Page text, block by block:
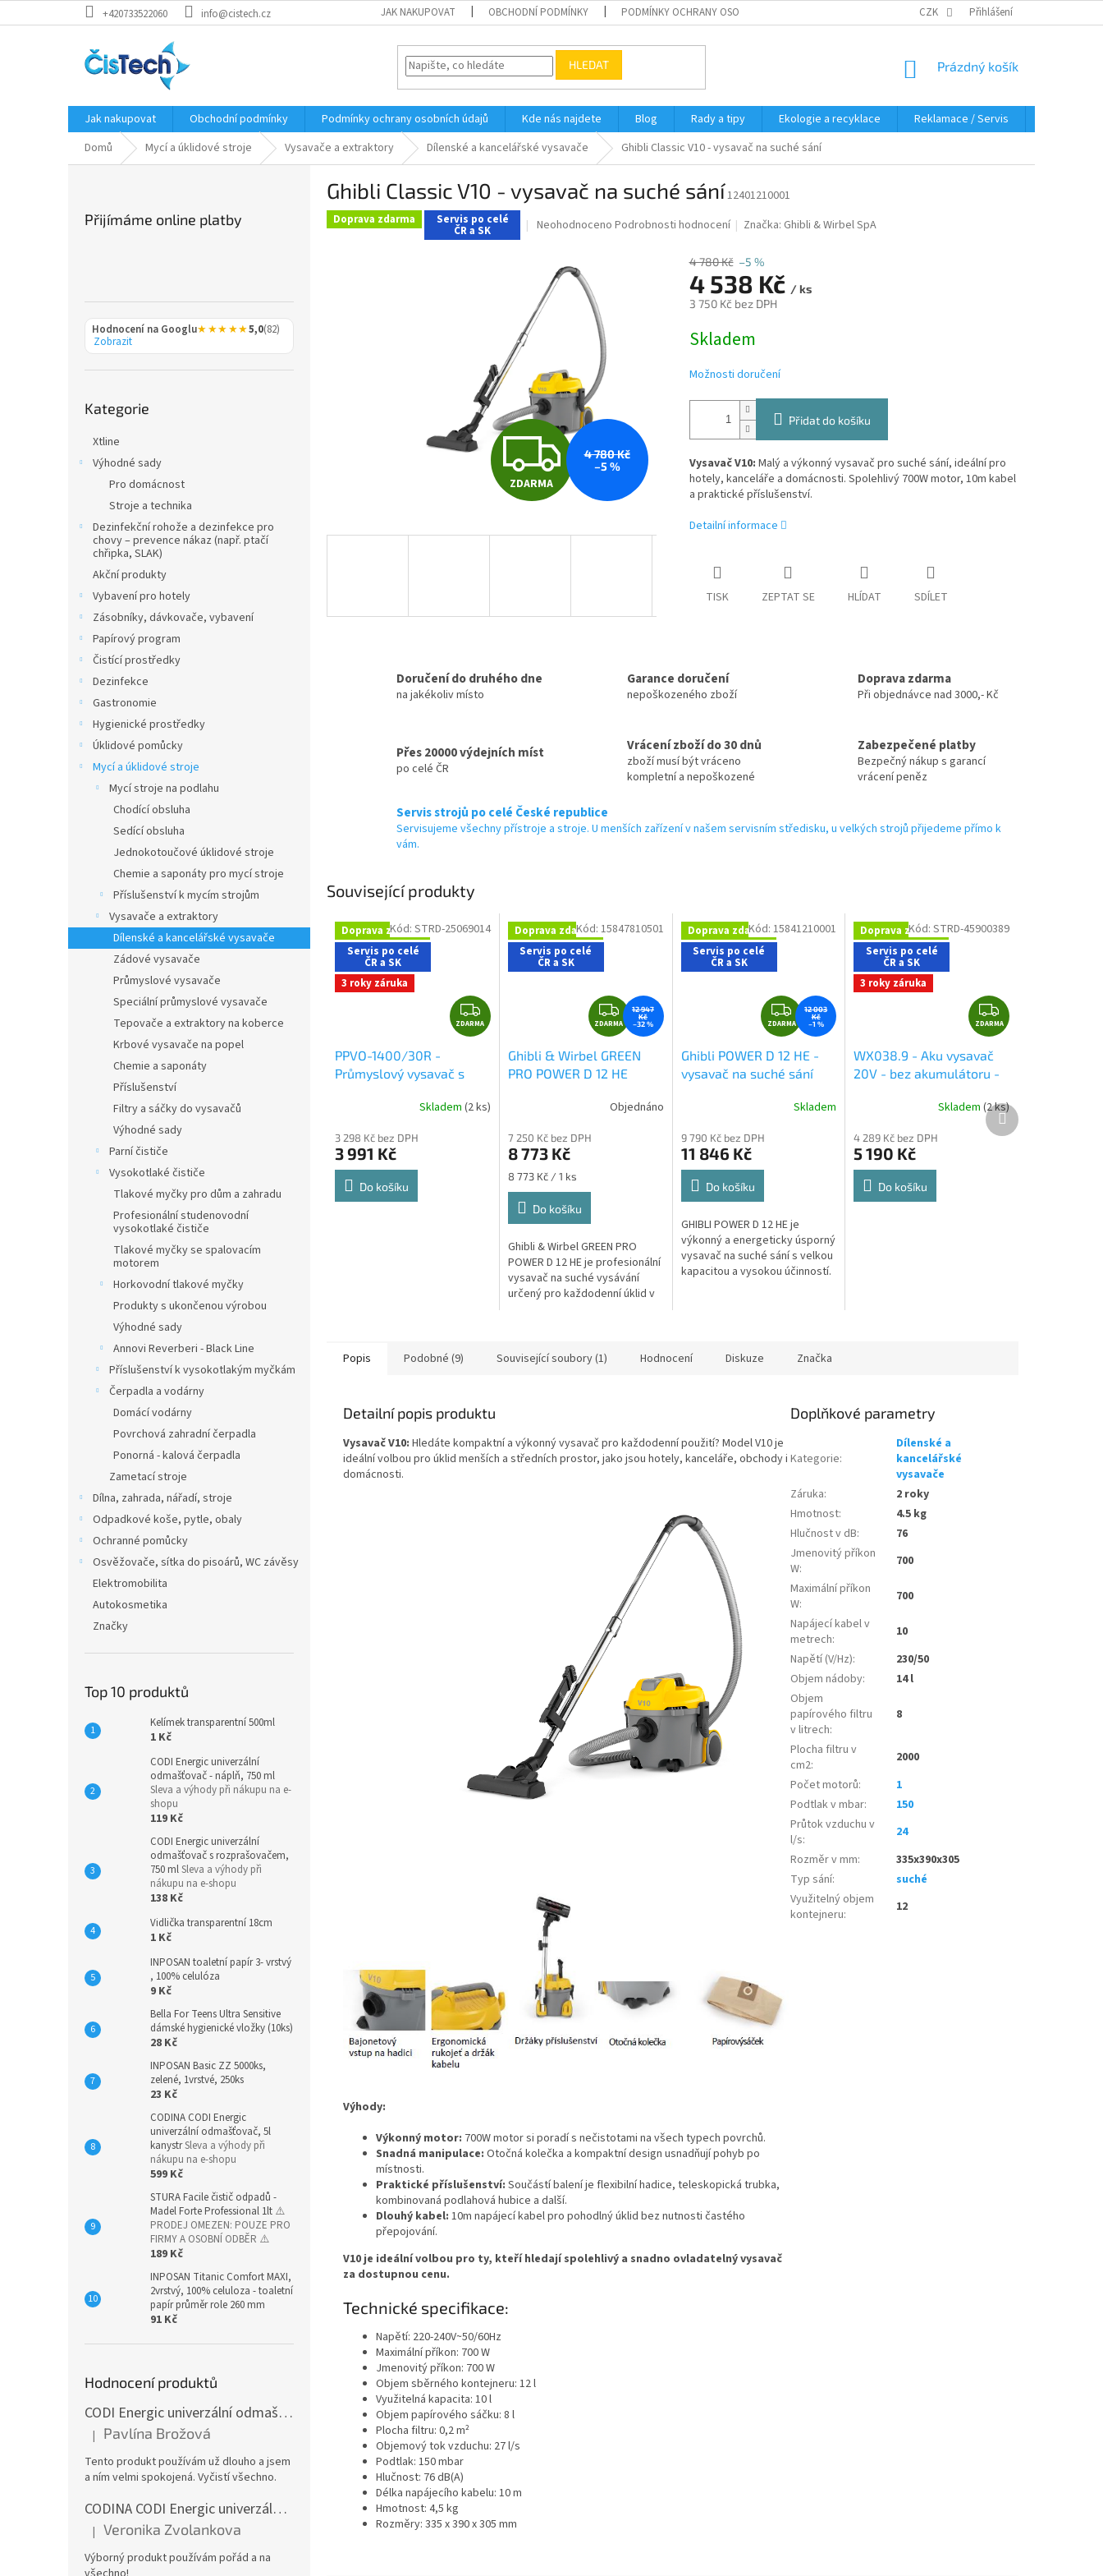
na
+420733522060 info@cistech.cz JAK NAKUPOVAT OBCHODNÍ PODMÍNKY PODMÍNKY OCHRANY OSOBNÍCH ÚDAJŮ CZK Přihlášení
HLEDAT
NÁKUPNÍ
Prázdný košík
Jak nakupovat Obchodní podmínky Podmínky ochrany osobních údajů Kde nás najdete Blog Rady a tipy Ekologie a recyklace Reklamace / Servis
Domů
Mycí a úklidové stroje Vysavače a extraktory Dílenské a kancelářské vysavače Ghibli Classic V10 - vysavač na suché sání
Přijímáme online platby
Hodnocení na Googlu★★★★★5,0(82)
Zobrazit
kategorie
Kategorie
Xtline
Výhodné sady
Pro domácnost
Stroje a technika
Dezinfekční rohože a dezinfekce pro
chovy – prevence nákaz (např. ptačí
chřipka, SLAK)
Akční produkty
Vybavení pro hotely
Zásobníky, dávkovače, vybavení
Papírový program
Čistící prostředky
Dezinfekce
Gastronomie
Hygienické prostředky
Úklidové pomůcky
Mycí a úklidové stroje
Mycí stroje na podlahu
Chodící obsluha
Sedící obsluha
Jednokotoučové úklidové stroje
Chemie a saponáty pro mycí stroje
Příslušenství k mycím strojům
Vysavače a extraktory
Dílenské a kancelářské vysavače
Zádové vysavače
Průmyslové vysavače
Speciální průmyslové vysavače
Tepovače a extraktory na koberce
Krbové vysavače na popel
Chemie a saponáty
Příslušenství
Filtry a sáčky do vysavačů
Výhodné sady
Parní čističe
Vysokotlaké čističe
Tlakové myčky pro dům a zahradu
Profesionální studenovodní
vysokotlaké čističe
Tlakové myčky se spalovacím
motorem
Horkovodní tlakové myčky
Produkty s ukončenou výrobou
Výhodné sady
Annovi Reverberi - Black Line
Příslušenství k vysokotlakým myčkám
Čerpadla a vodárny
Domácí vodárny
Povrchová zahradní čerpadla
Ponorná - kalová čerpadla
Zametací stroje
Dílna, zahrada, nářadí, stroje
Odpadkové koše, pytle, obaly
Ochranné pomůcky
Osvěžovače, sítka do pisoárů, WC závěsy
Elektromobilita
Autokosmetika
Značky
Top 10 produktů
Kelímek transparentní 500ml
1 Kč
CODI Energic univerzální
odmašťovač - náplň, 750 ml
Sleva a výhody při nákupu na e-
shopu
119 Kč
CODI Energic univerzální
odmašťovač s rozprašovačem,
750 mlSleva a výhody při
nákupu na e-shopu
138 Kč
Vidlička transparentní 18cm
1 Kč
INPOSAN toaletní papír 3- vrstvý
, 100% celulóza
9 Kč
Bella For Teens Ultra Sensitive
dámské hygienické vložky (10ks)
28 Kč
INPOSAN Basic ZZ 5000ks,
zelené, 1vrstvé, 250ks
23 Kč
CODINA CODI Energic
univerzální odmašťovač, 5l
kanystrSleva a výhody při
nákupu na e-shopu
599 Kč
STURA Facile čistič odpadů -
Madel Forte Professional 1lt ⚠️
PRODEJ OMEZEN: POUZE PRO
FIRMY A OSOBNÍ ODBĚR ⚠️
189 Kč
INPOSAN Titanic Comfort MAXI,
2vrstvý, 100% celuloza - toaletní
papír průměr role 260 mm
91 Kč
Hodnocení produktů
CODI Energic univerzální odmašťovač s rozprašovačem, 750 ml Sleva a výhody při nákupu na e-shopu
Hodnocení produktu je 5 z 5 hvězdiček.
| Pavlína Brožová
Tento produkt používám už dlouho a jsem
a ním velmi spokojená. Vyčistí všechno.
CODINA CODI Energic univerzální odmašťovač, 5l kanystr Sleva a výhody při nákupu na e-shopu
Hodnocení produktu je 5 z 5 hvězdiček.
| Veronika Zvolankova
Výborný produkt používám pořád a na
Ghibli Classic V10 - vysavač na suché sání12401210001
Doprava zdarma Servis po celé
ČR a SK
Průměrné
0,0
z
5
Neohodnoceno Podrobnosti hodnocení Značka: Ghibli & Wirbel SpA
Z
D
R
ZDARMA
4 780 Kč
–5 %
4 780 Kč –5 %
4 538 Kč / ks
3 750 Kč bez DPH
cena:
Skladem
Možnosti doručení
Přidat do košíku
Vysavač V10: Malý a výkonný vysavač pro suché sání, ideální pro
hotely, kanceláře a domácnosti. Spolehlivý 700W motor, 10m kabel
a praktické příslušenství.
Detailní informace
TISK ZEPTAT SE HLÍDAT SDÍLET
Doručení do druhého dne
na jakékoliv místo
Garance doručení
nepoškozeného zboží
Doprava zdarma
Při objednávce nad 3000,- Kč
Přes 20000 výdejních míst
po celé ČR
Vrácení zboží do 30 dnů
zboží musí být vráceno
kompletní a nepoškozené
Zabezpečené platby
Bezpečný nákup s garancí
vrácení peněz
Servis strojů po celé České republice
Servisujeme všechny přístroje a stroje. U menších zařízení v našem servisním středisku, u velkých strojů přijedeme přímo k
vám.
Související produkty
Doprava zdarma
Servis po celé
ČR a SK
3 roky záruka
Z
D
A
ZDARMA
PPVO-1400/30R -
Průmyslový vysavač s
zdarma při nákupu na e-
Skladem (2 ks)
3 298 Kč bez DPH
3 991 Kč
Do košíku
Kód: STRD-25069014
Doprava zdarma
Servis po celé
ČR a SK
Z
D
A
R
A
ZDARMA
12 947
Kč
–32 %
Ghibli & Wirbel GREEN
PRO POWER D 12 HE
vysavač na suché
nečistoty
Objednáno
7 250 Kč bez DPH
8 773 Kč
Měrná
cena:
8 773 Kč / 1 ks
Do košíku
Ghibli & Wirbel GREEN PRO
POWER D 12 HE je profesionální
vysavač na suché vysávání
určený pro každodenní úklid v
Kód: 15847810501
Doprava zdarma
Servis po celé
ČR a SK
Z
D
A
R
A
ZDARMA
12 003
Kč
–1 %
Ghibli POWER D 12 HE -
vysavač na suché sání
Skladem
9 790 Kč bez DPH
11 846 Kč
Do košíku
GHIBLI POWER D 12 HE je
výkonný a energeticky úsporný
vysavač na suché sání s velkou
kapacitou a vysokou účinností.
Kód:15841210001
Doprava zdarma
Servis po celé
ČR a SK
3 roky záruka
Z
D
A
ZDARMA
WX038.9 - Aku vysavač
20V - bez akumulátoru -
doprava zdarma při
Skladem (2 ks)
4 289 Kč bez DPH
5 190 Kč
Do košíku
Kód: STRD-45900389
Další
produkt
Popis Podobné (9) Související soubory (1) Hodnocení Diskuze Značka
Detailní popis produktu
Vysavač V10: Hledáte kompaktní a výkonný vysavač pro každodenní použití? Model V10 je
ideální volbou pro úklid menších a středních prostor, jako jsou hotely, kanceláře, obchody i
domácnosti.
Výhody:
Výkonný motor: 700W motor si poradí s nečistotami na všech typech povrchů.
Snadná manipulace: Otočná kolečka a kompaktní design usnadňují pohyb po
místnosti.
Praktické příslušenství: Součástí balení je flexibilní hadice, teleskopická trubka,
kombinovaná podlahová hubice a další.
Dlouhý kabel: 10m napájecí kabel pro pohodlný úklid bez nutnosti častého
přepojování.
V10 je ideální volbou pro ty, kteří hledají spolehlivý a snadno ovladatelný vysavač
za dostupnou cenu.
Technické specifikace:
Napětí: 220-240V~50/60Hz
Maximální příkon: 700 W
Jmenovitý příkon: 700 W
Objem sběrného kontejneru: 12 l
Využitelná kapacita: 10 l
Objem papírového sáčku: 8 l
Plocha filtru: 0,2 m²
Objemový tok vzduchu: 27 l/s
Podtlak: 150 mbar
Hlučnost: 76 dB(A)
Délka napájecího kabelu: 10 m
Hmotnost: 4,5 kg
Rozměry: 335 x 390 x 305 mm
Doplňkové parametry
Kategorie:
Dílenské a
kancelářské
vysavače
Záruka:
2 roky
Hmotnost:
4.5 kg
Hlučnost v dB:
76
Jmenovitý příkon
W:
700
Maximální příkon
W:
700
Napájecí kabel v
metrech:
10
Napětí (V/Hz):
230/50
Objem nádoby:
14 l
Objem
papírového filtru
v litrech:
8
Plocha filtru v
cm2:
2000
Počet motorů:
1
Podtlak v mbar:
150
Průtok vzduchu v
l/s:
24
Rozměr v mm:
335x390x305
Typ sání:
suché
Využitelný objem
kontejneru: 12